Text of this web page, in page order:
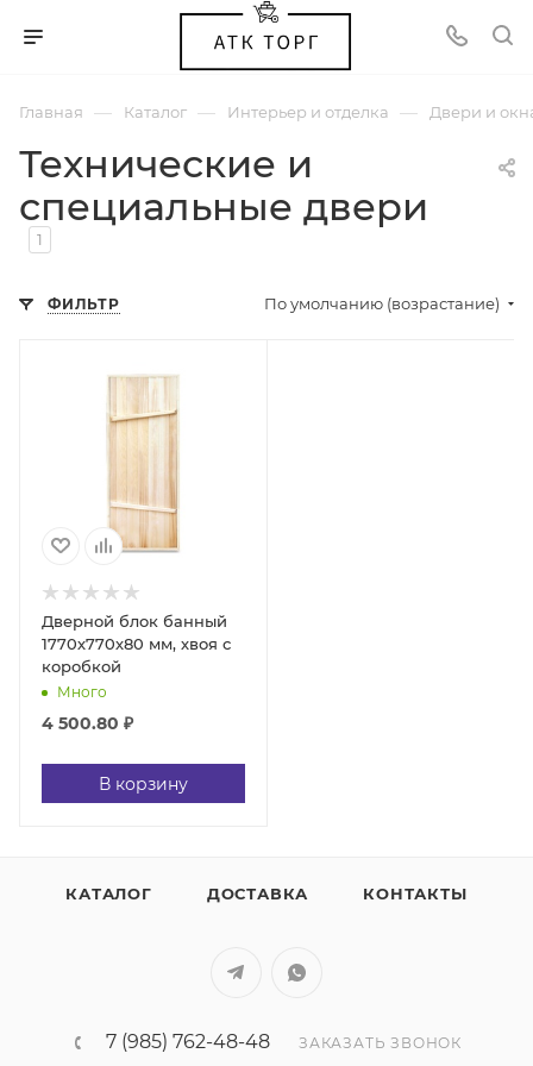
Главная — Каталог — Интерьер и отделка — Двери и
Технические и
специальные двери
1
ФИЛЬТР По умолчанию (возрастание)
Дверной блок банный
1770х770х80 мм, хвоя с
коробкой
Много
4 500.80 ₽
В корзину
КАТАЛОГ ДОСТАВКА КОНТАКТЫ
7 (985) 762-48-48 ЗАКАЗАТЬ ЗВОНОК